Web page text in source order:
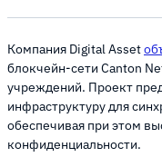
Компания Digital Asset
блокчейн-сети Canton
учреждений. Проект
инфраструктуру для
обеспечивая при этом
конфиденциальности.